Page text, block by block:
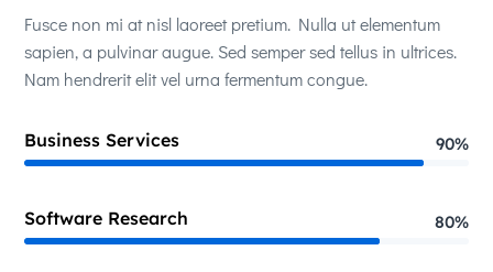
Fusce non mi at nisl laoreet pretium. Nulla ut elementum
sapien, a pulvinar augue. Sed semper sed tellus in ultrices.
Nam hendrerit elit vel urna fermentum congue.
Business Services
90%
90%
Software Research
80%
80%